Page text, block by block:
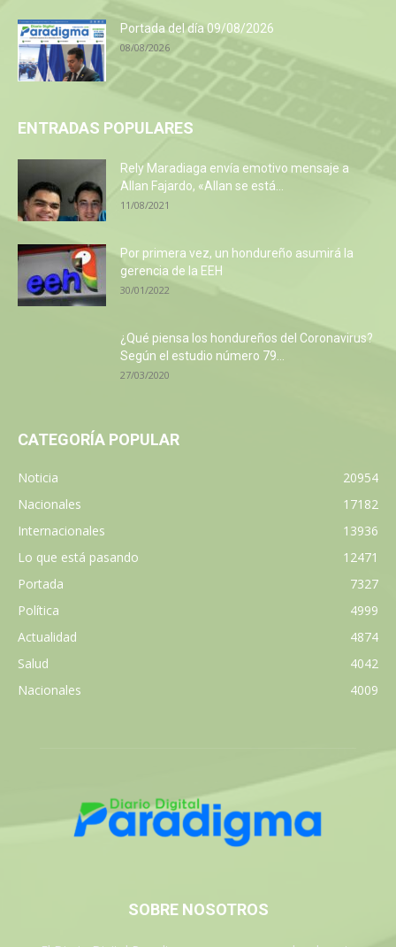
Portada del día 09/08/2026
08/08/2026
ENTRADAS POPULARES
Rely Maradiaga envía emotivo mensaje a
Allan Fajardo, «Allan se está...
11/08/2021
Por primera vez, un hondureño asumirá la
gerencia de la EEH
30/01/2022
¿Qué piensa los hondureños del Coronavirus?
Según el estudio número 79...
27/03/2020
CATEGORÍA POPULAR
Noticia
20954
Nacionales
17182
Internacionales
13936
Lo que está pasando
12471
Portada
7327
Política
4999
Actualidad
4874
Salud
4042
Nacionales
4009
SOBRE NOSOTROS